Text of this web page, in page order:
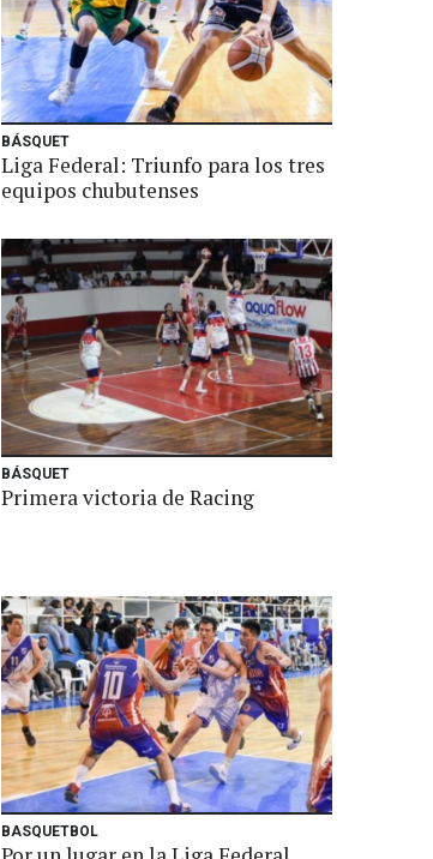
BÁSQUET
Liga Federal: Triunfo para los tres
equipos chubutenses
BÁSQUET
Primera victoria de Racing
BASQUETBOL